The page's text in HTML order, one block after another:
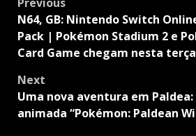
navigation
N64, GB: Nintendo Switch
Pack | Pokémon Stadium 2 e
Card Game chegam nesta
Next
Uma nova aventura em
animada “Pokémon: Paldean